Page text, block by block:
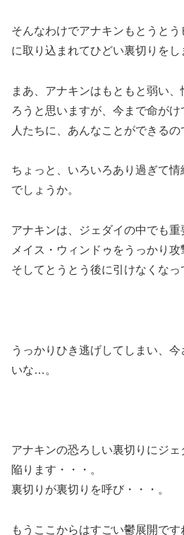
そんなわけでアナキンもとうと
に取り込まれてひどい裏切りをし
まあ、アナキンはもともと弱い
ろうと思いますが、今まで命が
人たちに、あんなことができるの
ちょっと、いろいろあり過ぎて
でしょうか。
アナキンは、ジェダイの中でも
メイス・ウィンドゥをうっかり攻
そしてとうとう後に引けなくなっ
うっかりひき逃げしてしまい、
いな…。
アナキンの恐ろしい裏切りにジ
陥ります・・・。
裏切りが裏切りを呼び・・・。
もうここからはすごい鬱展開です